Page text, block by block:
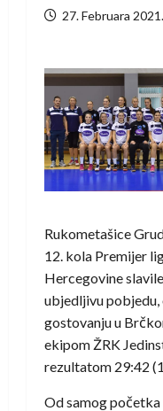
27. Februara 2021.
Rukometašice
12. kola Premijer
Hercegovine
ubjedljivu pobjedu,
gostovanju u
ekipom ŽRK
rezultatom 29:42
Od samog početka